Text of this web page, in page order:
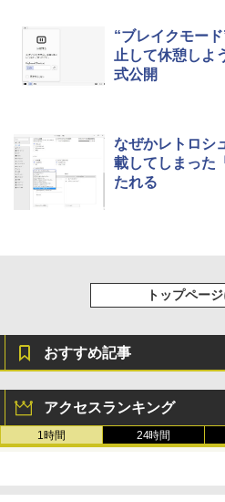
“ブレイクモー
止して休憩しよ
式公開
なぜかレトロシ
載してしまった
たれる
トップペー
おすすめ記事
アクセスランキング
1時間 24時間